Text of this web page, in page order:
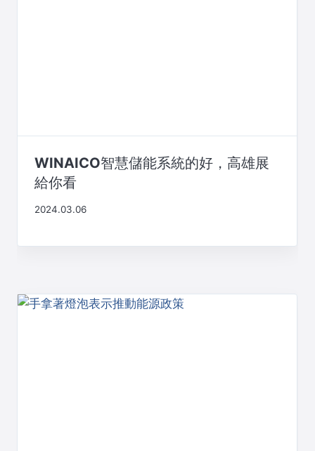
WINAICO智慧儲能系統的好，高雄展
給你看
2024.03.06